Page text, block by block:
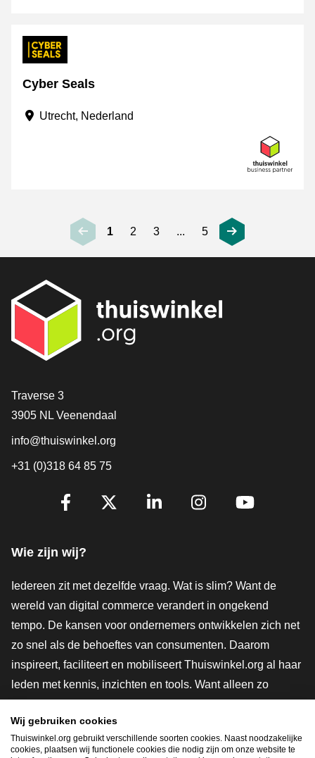
Cyber Seals
Utrecht, Nederland
1 2 3 ... 5
Contact
Traverse 3
3905 NL Veenendaal
info@thuiswinkel.org
+31 (0)318 64 85 75
Volg je ons al?
Wie zijn wij?
Iedereen zit met dezelfde vraag. Wat is slim? Want de
wereld van digital commerce verandert in ongekend
tempo. De kansen voor ondernemers ontwikkelen zich net
zo snel als de behoeftes van consumenten. Daarom
inspireert, faciliteert en mobiliseert Thuiswinkel.org al haar
leden met kennis, inzichten en tools. Want alleen zo
innovatievere toekomst. Dus groei ook mee en maak
shoppen slimmer.
Wij gebruiken cookies
Thuiswinkel.org gebruikt verschillende soorten cookies. Naast noodzakelijke
cookies, plaatsen wij functionele cookies die nodig zijn om onze website te